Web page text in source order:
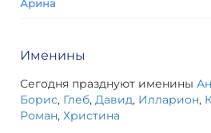
Арина
Именины
Сегодня празднуют именины
Борис, Глеб, Давид, Илларион,
Роман, Христина